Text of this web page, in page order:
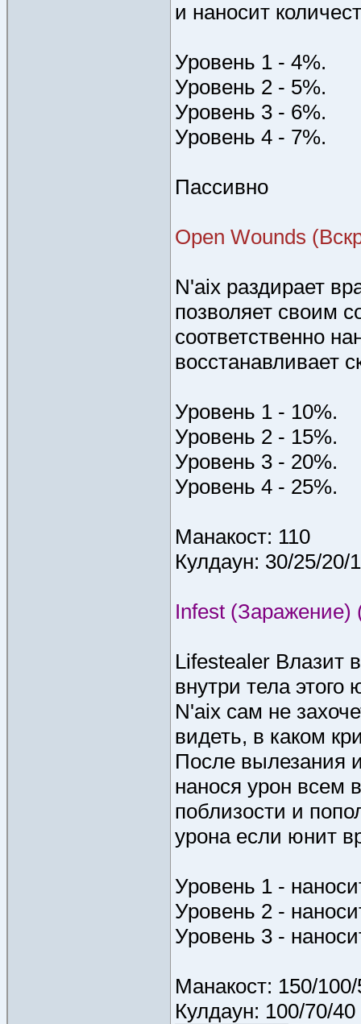
и наносит
Уровень 1 - 4%.
Уровень 2 - 5%.
Уровень 3 - 6%.
Уровень 4 - 7%.
Пассивно
Open Wounds
N'aix раздирает
позволяет своим
соответственно
восстанавливает
Уровень 1 - 10%.
Уровень 2 - 15%.
Уровень 3 - 20%.
Уровень 4 - 25%.
Манакост: 110
Кулдаун: 30/25/20/
Infest (Заражение)
Lifestealer Влазит
внутри тела
N'aix сам не
видеть, в каком
После вылезания
нанося урон всем
поблизости и
урона если юнит
Уровень 1 -
Уровень 2 -
Уровень 3 -
Манакост: 150/
Кулдаун: 100/70/40